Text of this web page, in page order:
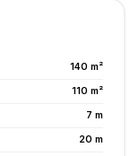
140 m²
110 m²
7 m
20 m